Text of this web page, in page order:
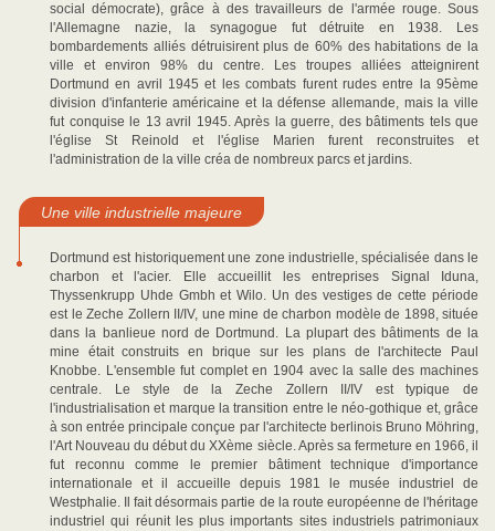
social démocrate), grâce à des travailleurs de l'armée rouge. Sous
l'Allemagne nazie, la synagogue fut détruite en 1938. Les
bombardements alliés détruisirent plus de 60% des habitations de la
ville et environ 98% du centre. Les troupes alliées atteignirent
Dortmund en avril 1945 et les combats furent rudes entre la 95ème
division d'infanterie américaine et la défense allemande, mais la ville
fut conquise le 13 avril 1945. Après la guerre, des bâtiments tels que
l'église St Reinold et l'église Marien furent reconstruites et
l'administration de la ville créa de nombreux parcs et jardins.
Une ville industrielle majeure
Dortmund est historiquement une zone industrielle, spécialisée dans le
charbon et l'acier. Elle accueillit les entreprises Signal Iduna,
Thyssenkrupp Uhde Gmbh et Wilo. Un des vestiges de cette période
est le Zeche Zollern II/IV, une mine de charbon modèle de 1898, située
dans la banlieue nord de Dortmund. La plupart des bâtiments de la
mine était construits en brique sur les plans de l'architecte Paul
Knobbe. L'ensemble fut complet en 1904 avec la salle des machines
centrale. Le style de la Zeche Zollern II/IV est typique de
l'industrialisation et marque la transition entre le néo-gothique et, grâce
à son entrée principale conçue par l'architecte berlinois Bruno Möhring,
l'Art Nouveau du début du XXème siècle. Après sa fermeture en 1966, il
fut reconnu comme le premier bâtiment technique d'importance
internationale et il accueille depuis 1981 le musée industriel de
Westphalie. Il fait désormais partie de la route européenne de l'héritage
industriel qui réunit les plus importants sites industriels patrimoniaux